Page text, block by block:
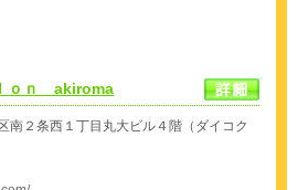
ｏｎ akiroma
南２条西１丁目丸大ビル４階（ダイコク